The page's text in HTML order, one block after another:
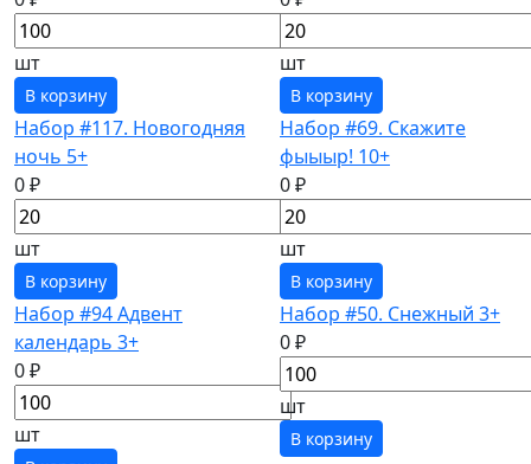
шт
В корзину
шт
В корзину
Набор #117. Новогодняя
ночь 5+
0 ₽
шт
В корзину
Набор #69. Скажите
фыыыр! 10+
0 ₽
шт
В корзину
Набор #94 Адвент
календарь 3+
0 ₽
шт
Набор #50. Снежный 3+
0 ₽
шт
В корзину